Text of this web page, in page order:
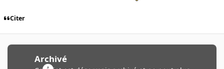
Citer
Archivé